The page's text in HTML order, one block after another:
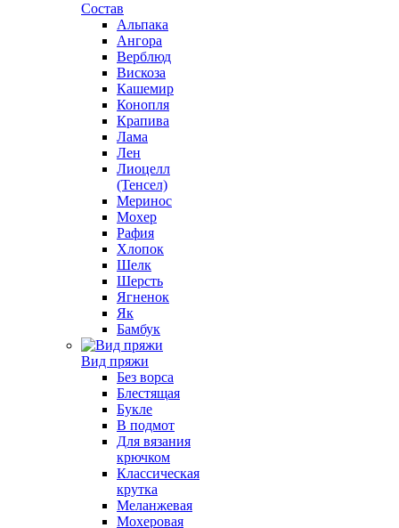
Состав
Альпака
Ангора
Верблюд
Вискоза
Кашемир
Конопля
Крапива
Лама
Лен
Лиоцелл
(Тенсел)
Меринос
Мохер
Рафия
Хлопок
Шелк
Шерсть
Ягненок
Як
Бамбук
Вид пряжи
Без ворса
Блестящая
Букле
В подмот
Для вязания
крючком
Классическая
крутка
Меланжевая
Мохеровая